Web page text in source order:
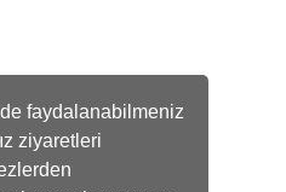
faydalanabilmeniz
ziyaretleri